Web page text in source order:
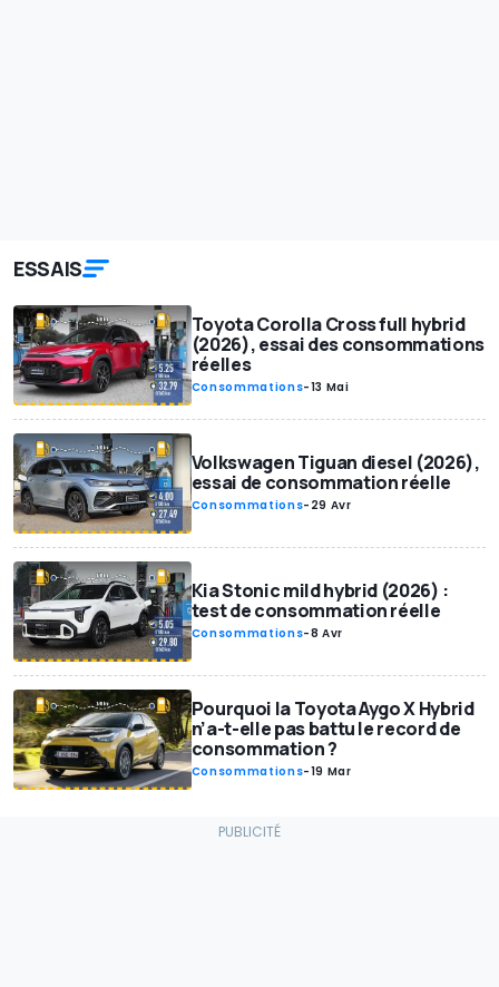
ESSAIS
Toyota Corolla Cross full hybrid
(2026), essai des consommations
réelles
Consommations-13 Mai
Volkswagen Tiguan diesel (2026),
essai de consommation réelle
Consommations- 29 Avr
Kia Stonic mild hybrid (2026) :
test de consommation réelle
Consommations-8 Avr
Pourquoi la Toyota Aygo X Hybrid
n’a-t-elle pas battu le record de
consommation ?
Consommations-19 Mar